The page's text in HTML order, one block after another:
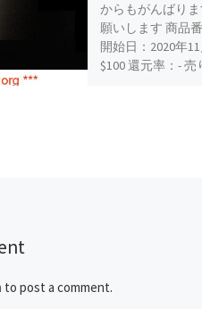
からもがんばり
願いします 商品
開始日：2020年
$100 還元率：-
to post a comment.